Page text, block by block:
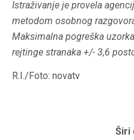
Istraživanje je provela
metodom osobnog
Maksimalna pogreška
rejtinge stranaka +/- 3,6
R.I./Foto: novatv
Širi